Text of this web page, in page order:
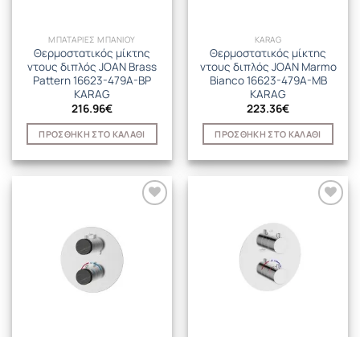
ΜΠΑΤΑΡΙΕΣ ΜΠΑΝΙΟΥ
Θερμοστατικός μίκτης
ντους διπλός JOAN Brass
Pattern 16623-479A-BP
KARAG
216.96€
ΠΡΟΣΘΉΚΗ ΣΤΟ ΚΑΛΆΘΙ
KARAG
Θερμοστατικός μίκτης
ντους διπλός JOAN Marmo
Bianco 16623-479A-MB
KARAG
223.36€
ΠΡΟΣΘΉΚΗ ΣΤΟ ΚΑΛΆΘΙ